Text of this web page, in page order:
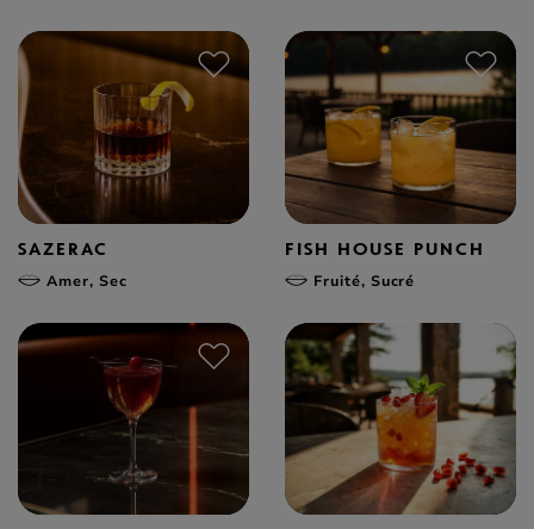
SAZERAC
Amer, Sec
FISH HOUSE PUNCH
Fruité, Sucré